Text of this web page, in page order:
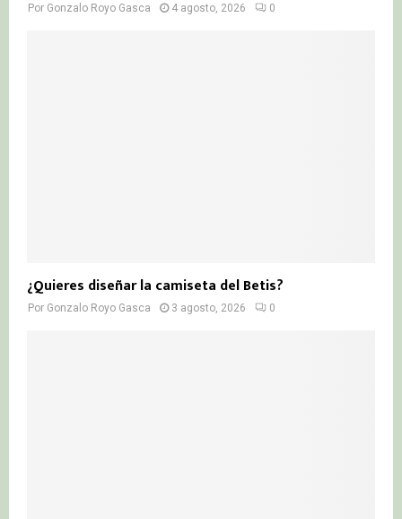
Por Gonzalo Royo Gasca 4 agosto, 2026 0
¿Quieres diseñar la camiseta del Betis?
Por Gonzalo Royo Gasca 3 agosto, 2026 0